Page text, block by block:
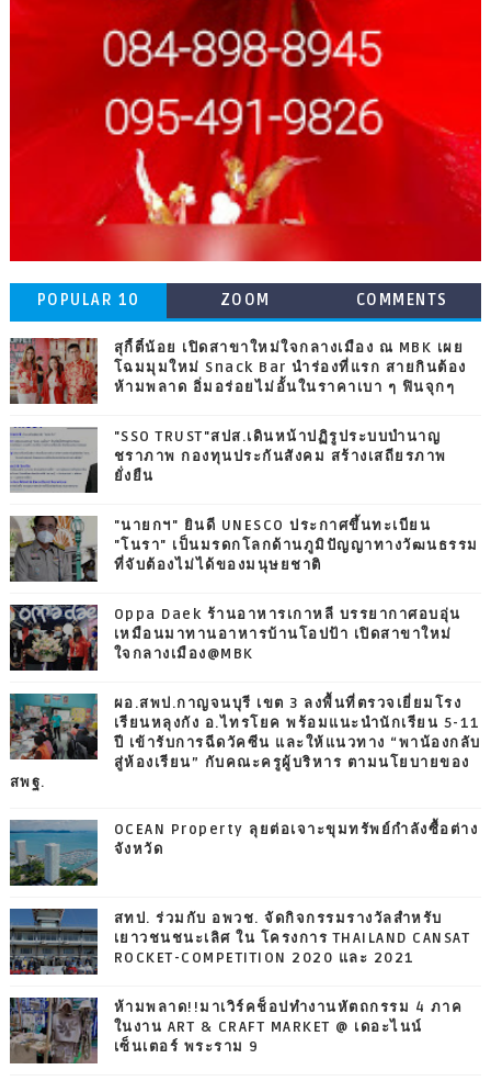
POPULAR 10 ZOOM COMMENTS
สุกี้ตี๋น้อย เปิดสาขาใหม่ใจกลางเมือง ณ MBK เผย
โฉมมุมใหม่ Snack Bar นำร่องที่แรก สายกินต้อง
ห้ามพลาด อิ่มอร่อยไม่อั้นในราคาเบา ๆ ฟินจุกๆ
"SSO TRUST"สปส.เดินหน้าปฏิรูประบบบำนาญ
ชราภาพ กองทุนประกันสังคม สร้างเสถียรภาพ
ยั่งยืน
"นายกฯ" ยินดี UNESCO ประกาศขึ้นทะเบียน
"โนรา" เป็นมรดกโลกด้านภูมิปัญญาทางวัฒนธรรม
ที่จับต้องไม่ได้ของมนุษยชาติ
Oppa Daek ร้านอาหารเกาหลี บรรยากาศอบอุ่น
เหมือนมาทานอาหารบ้านโอปป้า เปิดสาขาใหม่
ใจกลางเมือง@MBK
ผอ.สพป.กาญจนบุรี เขต 3 ลงพื้นที่ตรวจเยี่ยมโรง
เรียนหลุงกัง อ.ไทรโยค พร้อมแนะนำนักเรียน 5-11
ปี เข้ารับการฉีดวัคซีน และให้แนวทาง “พาน้องกลับ
สู่ห้องเรียน” กับคณะครูผู้บริหาร ตามนโยบายของ
สพฐ.
OCEAN Property ลุยต่อเจาะขุมทรัพย์กำลังซื้อต่าง
จังหวัด
สทป. ร่วมกับ อพวช. จัดกิจกรรมรางวัลสำหรับ
เยาวชนชนะเลิศ ใน โครงการ THAILAND CANSAT
ROCKET-COMPETITION 2020 และ 2021
ห้ามพลาด!!มาเวิร์คช็อปทำงานหัตถกรรม 4 ภาค
ในงาน ART & CRAFT MARKET @ เดอะไนน์
เซ็นเตอร์ พระราม 9